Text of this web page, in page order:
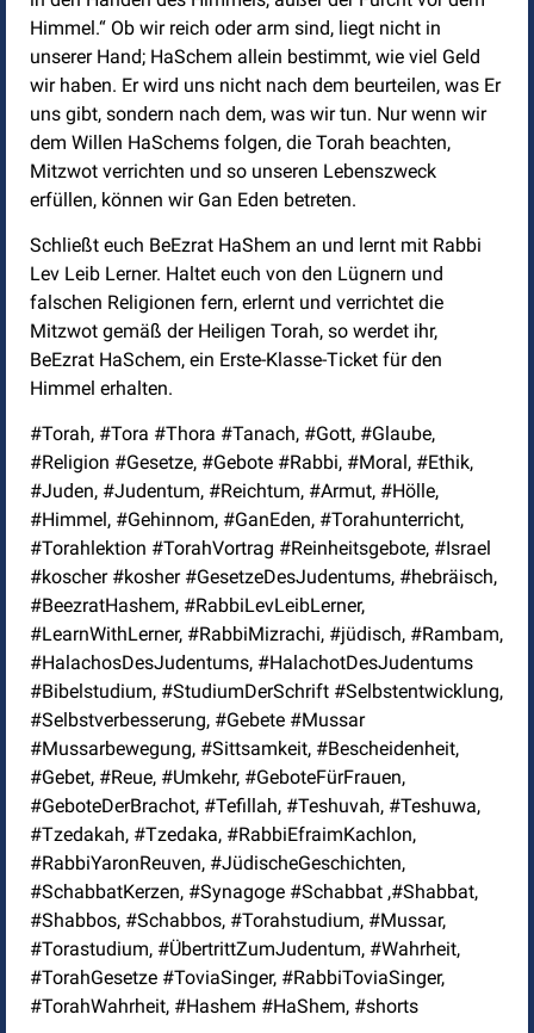
Himmel.“ Ob wir reich oder arm sind, liegt nicht in
unserer Hand; HaSchem allein bestimmt, wie viel Geld
wir haben. Er wird uns nicht nach dem beurteilen, was Er
uns gibt, sondern nach dem, was wir tun. Nur wenn wir
dem Willen HaSchems folgen, die Torah beachten,
Mitzwot verrichten und so unseren Lebenszweck
erfüllen, können wir Gan Eden betreten.
Schließt euch BeEzrat HaShem an und lernt mit Rabbi
Lev Leib Lerner. Haltet euch von den Lügnern und
falschen Religionen fern, erlernt und verrichtet die
Mitzwot gemäß der Heiligen Torah, so werdet ihr,
BeEzrat HaSchem, ein Erste-Klasse-Ticket für den
Himmel erhalten.
#Torah, #Tora #Thora #Tanach, #Gott, #Glaube,
#Religion #Gesetze, #Gebote #Rabbi, #Moral, #Ethik,
#Juden, #Judentum, #Reichtum, #Armut, #Hölle,
#Himmel, #Gehinnom, #GanEden, #Torahunterricht,
#Torahlektion #TorahVortrag #Reinheitsgebote, #Israel
#koscher #kosher #GesetzeDesJudentums, #hebräisch,
#BeezratHashem, #RabbiLevLeibLerner,
#LearnWithLerner, #RabbiMizrachi, #jüdisch, #Rambam,
#HalachosDesJudentums, #HalachotDesJudentums
#Bibelstudium, #StudiumDerSchrift #Selbstentwicklung,
#Selbstverbesserung, #Gebete #Mussar
#Mussarbewegung, #Sittsamkeit, #Bescheidenheit,
#Gebet, #Reue, #Umkehr, #GeboteFürFrauen,
#GeboteDerBrachot, #Tefillah, #Teshuvah, #Teshuwa,
#Tzedakah, #Tzedaka, #RabbiEfraimKachlon,
#RabbiYaronReuven, #JüdischeGeschichten,
#SchabbatKerzen, #Synagoge #Schabbat ,#Shabbat,
#Shabbos, #Schabbos, #Torahstudium, #Mussar,
#Torastudium, #ÜbertrittZumJudentum, #Wahrheit,
#TorahGesetze #ToviaSinger, #RabbiToviaSinger,
#TorahWahrheit, #Hashem #HaShem, #shorts